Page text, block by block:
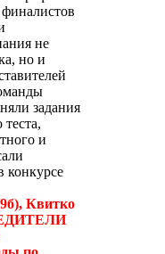
не
но и
задания
и
конкурсе
Квитко